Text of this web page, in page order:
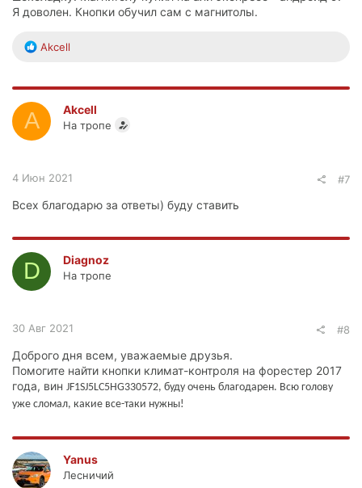
Я доволен. Кнопки обучил сам с магнитолы.
Р
к
ц
и
Akcell
A Akcell
На тропе
4 Июн 2021 #7
Всех благодарю за ответы) буду ставить
D Diagnoz
На тропе
30 Авг 2021 #8
Доброго дня всем, уважаемые друзья.
Помогите найти кнопки климат-контроля на форестер 2017
года, вин JF1SJ5LC5HG330572, буду очень благодарен. Всю голову
уже сломал, какие все-таки нужны!
Yanus
Лесничий